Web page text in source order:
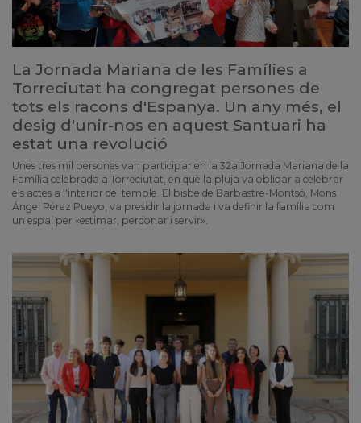
La Jornada Mariana de les Famílies a
Torreciutat ha congregat persones de
tots els racons d'Espanya. Un any més, el
desig d'unir-nos en aquest Santuari ha
estat una revolució
Unes tres mil persones van participar en la 32a Jornada Mariana de la
Família celebrada a Torreciutat, en què la pluja va obligar a celebrar
els actes a l'interior del temple. El bisbe de Barbastre-Montsó, Mons.
Ángel Pérez Pueyo, va presidir la jornada i va definir la família com
un espai per «estimar, perdonar i servir».